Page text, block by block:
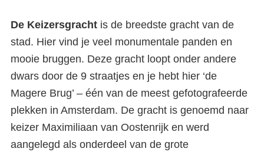
De Keizersgracht is de breedste gracht van de
stad. Hier vind je veel monumentale panden en
mooie bruggen. Deze gracht loopt onder andere
dwars door de 9 straatjes en je hebt hier ‘de
Magere Brug’ – één van de meest gefotografeerde
plekken in Amsterdam. De gracht is genoemd naar
keizer Maximiliaan van Oostenrijk en werd
aangelegd als onderdeel van de grote